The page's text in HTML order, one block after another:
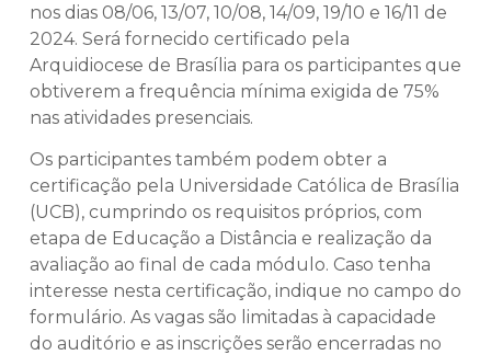
nos dias 08/06, 13/07, 10/08, 14/09, 19/10 e 16/11 de
2024. Será fornecido certificado pela
Arquidiocese de Brasília para os participantes que
obtiverem a frequência mínima exigida de 75%
nas atividades presenciais.
Os participantes também podem obter a
certificação pela Universidade Católica de Brasília
(UCB), cumprindo os requisitos próprios, com
etapa de Educação a Distância e realização da
avaliação ao final de cada módulo. Caso tenha
interesse nesta certificação, indique no campo do
formulário. As vagas são limitadas à capacidade
do auditório e as inscrições serão encerradas no